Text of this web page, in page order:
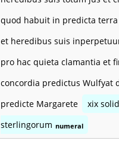
quod habuit in predicta terra
et heredibus suis
pro hac quieta clamantia et
concordia predictus Wulfyat
predicte Margarete
xix
sterlingorum numeral